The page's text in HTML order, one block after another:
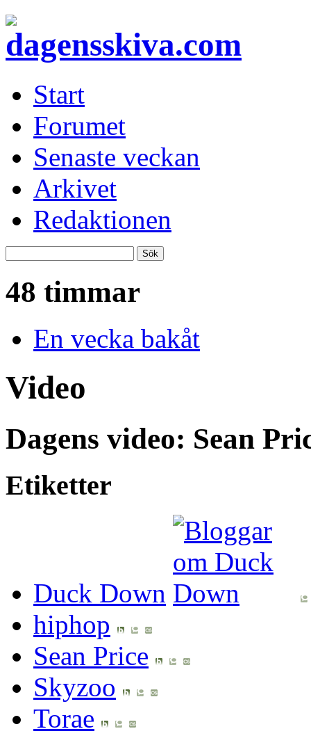
Start
Forumet
Senaste veckan
Arkivet
Redaktionen
48 timmar
En vecka bakåt
Video
Dagens video: Sean
Etiketter
Duck Down
hiphop
Sean Price
Skyzoo
Torae